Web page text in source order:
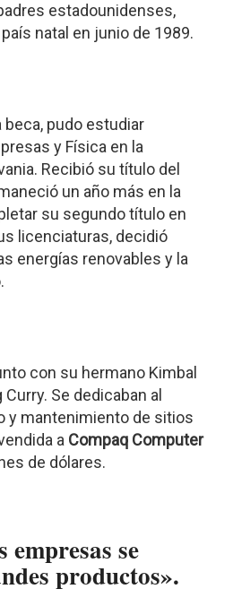
estadounidenses,
natal en junio de 1989.
beca, pudo estudiar
y Física en la
Recibió su título del
un año más en la
su segundo título en
licenciaturas, decidió
energías renovables y la
con su hermano Kimbal
Se dedicaban al
y mantenimiento de sitios
a Compaq Computer
de dólares.
empresas se
productos».